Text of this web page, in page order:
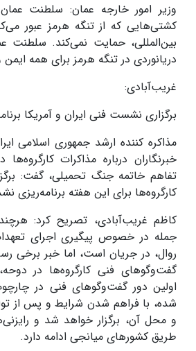
وزیر امور خارجه عمان: سلطنت
کشتی‌هایی که از تنگه هرمز عبور
بین‌المللی، حمایت نمی‌کند.
دریانوردی در تنگه هرمز برای همه ایمن
غریب‌آبادی:
برگزاری نشست‌ فنی ایران و آمریکا
مذاکره کننده ارشد جمهوری اسلامی
خبرنگاران درباره مذاکرات
تفاهم خاتمه جنگ تحمیلی، گفت:
کارگروه‌ها برای این هفته برنامه‌ریزی
کاظم غریب‌آبادی، تصریح کرد:
جمله در خصوص پیگیری اجرای
روال، در جریان است، اما خبر برخی
گفت‌وگوهای فنی کارگروه‌ها در
اولین دور گفت‌وگوهای فنی در
شده، با فراهم شدن شرایط و پس از
و محل آن، برگزار خواهد شد و
طریق کشورهای میانجی ادامه دارد.